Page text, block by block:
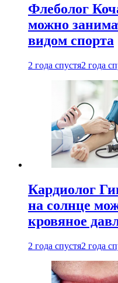
Флеболог
можно
видом спорта
2 года спустя2 года
Кардиолог
на солнце
кровяное
2 года спустя2 года